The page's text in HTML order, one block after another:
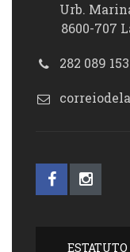
Urb.
8600-707
282 089